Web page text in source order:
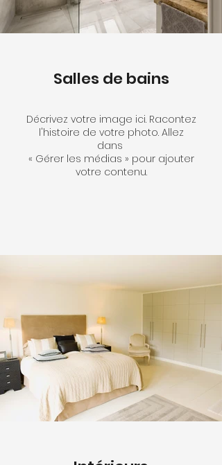
Salles de bains
Décrivez votre image ici. Racontez
l'histoire de votre photo. Allez
dans
« Gérer les médias » pour ajouter
votre contenu.